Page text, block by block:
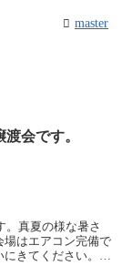
master
会です。
。真夏の様な暑さ
場はエアコン完備で
きてください。